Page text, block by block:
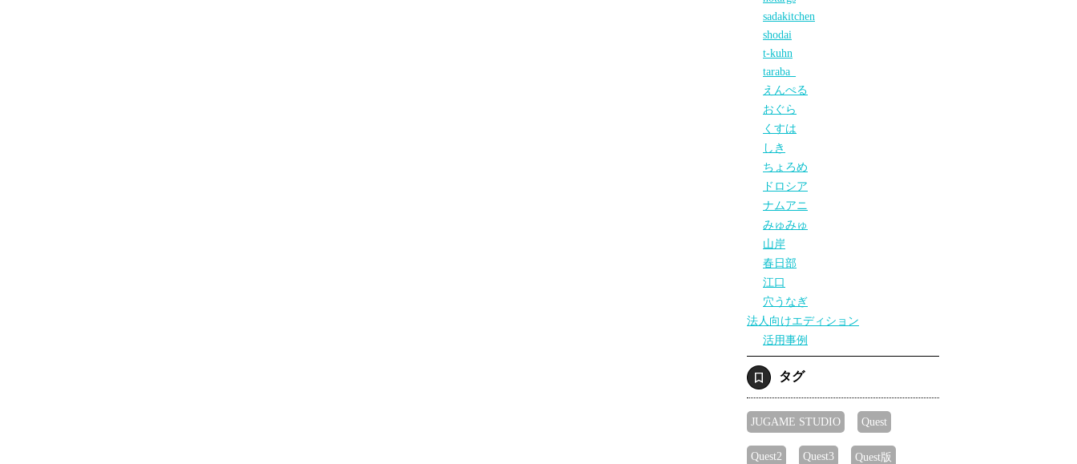
sadakitchen
shodai
t-kuhn
taraba_
えんぺる
おぐら
くすは
しき
ちょろめ
ドロシア
ナムアニ
みゅみゅ
山岸
春日部
江口
穴うなぎ
法人向けエディション
活用事例
タグ
JUGAME STUDIO Quest
Quest2 Quest3 Quest版